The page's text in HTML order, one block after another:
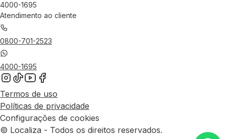
4000-1695
Atendimento ao cliente
0800-701-2523
4000-1695
Termos de uso
Políticas de privacidade
Configurações de cookies
© Localiza - Todos os direitos reservados.